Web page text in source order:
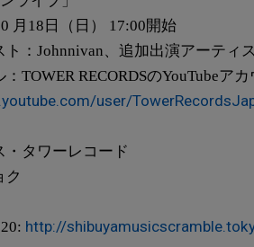
月18日（日） 17:00開始
ト：Johnnivan、追加出演アーティ
TOWER RECORDSのYouTubeア
user/
・タワーレコード
ク
http://